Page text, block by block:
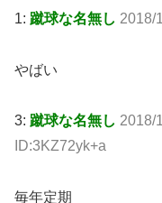
1: 蹴球な名無し 2018/
やばい
3: 蹴球な名無し 2018/
ID:3KZ72yk+a
毎年定期